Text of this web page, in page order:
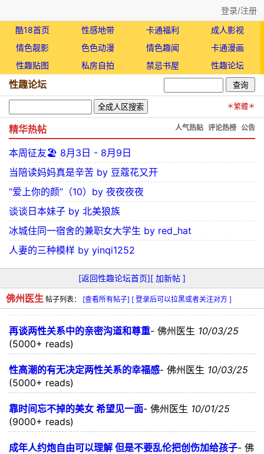
登录/注册
酷18首页
性感地带 卡通福利
成人影视
情色靓影
色色动漫 情色趣闻
卡通漫画
性趣贴图
私房自拍 禁忌书屋 性趣论坛
性趣论坛
＊繁體＊
精华热帖 人气热贴 评论热榜 公告
本周征友🏖️ 8月3日 - 8月9日
当陪读妈妈真是辛苦 by 豆蔻花又开
“爱上你的颜”（10）by 夜夜夜夜
谈谈日本妹子 by 北美狼族
冰城住同一宿舍的兼职女大学生 by red_hat
人妻的三种模样 by yinqi1252
[返回性趣论坛首页][ 加新帖 ]
佛州医生 帖子列表： [查看所有帖子] [ 登录后可以拉黑或者关注对方 ]
再谈两性关系中的亲密沟道和尊重- 佛州医生 10/03/25
(5000+ reads)
性高潮的有无决定两性关系的幸福感- 佛州医生 10/03/25
(5000+ reads)
靠时间忘不掉的美女 希望见一面- 佛州医生 10/01/25
(9000+ reads)
成年人约炮自由可以理解 但是不要乱伦把创伤加给孩子- 佛